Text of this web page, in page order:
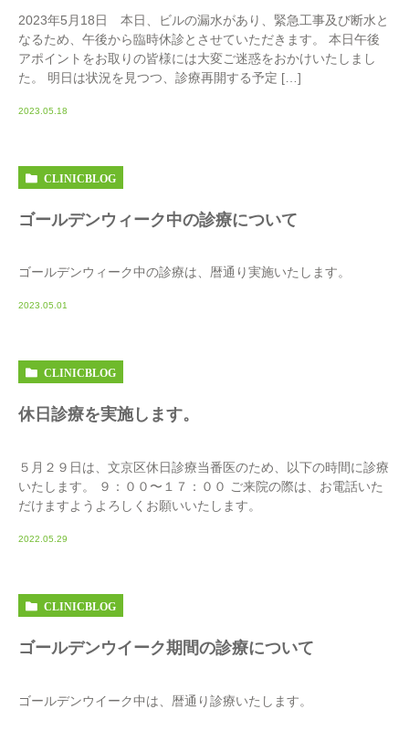
2023年5月18日 本日、ビルの漏水があり、緊急工事及び断水と
なるため、午後から臨時休診とさせていただきます。 本日午後
アポイントをお取りの皆様には大変ご迷惑をおかけいたしまし
た。 明日は状況を見つつ、診療再開する予定 […]
2023.05.18
CLINICBLOG
ゴールデンウィーク中の診療について
ゴールデンウィーク中の診療は、暦通り実施いたします。
2023.05.01
CLINICBLOG
休日診療を実施します。
５月２９日は、文京区休日診療当番医のため、以下の時間に診療
いたします。 ９：００〜１７：００ ご来院の際は、お電話いた
だけますようよろしくお願いいたします。
2022.05.29
CLINICBLOG
ゴールデンウイーク期間の診療について
ゴールデンウイーク中は、暦通り診療いたします。